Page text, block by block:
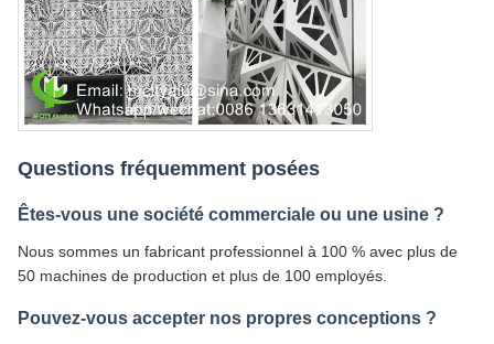
Questions fréquemment posées
Êtes-vous une société commerciale ou une usine ?
Nous sommes un fabricant professionnel à 100 % avec plus de
50 machines de production et plus de 100 employés.
Pouvez-vous accepter nos propres conceptions ?